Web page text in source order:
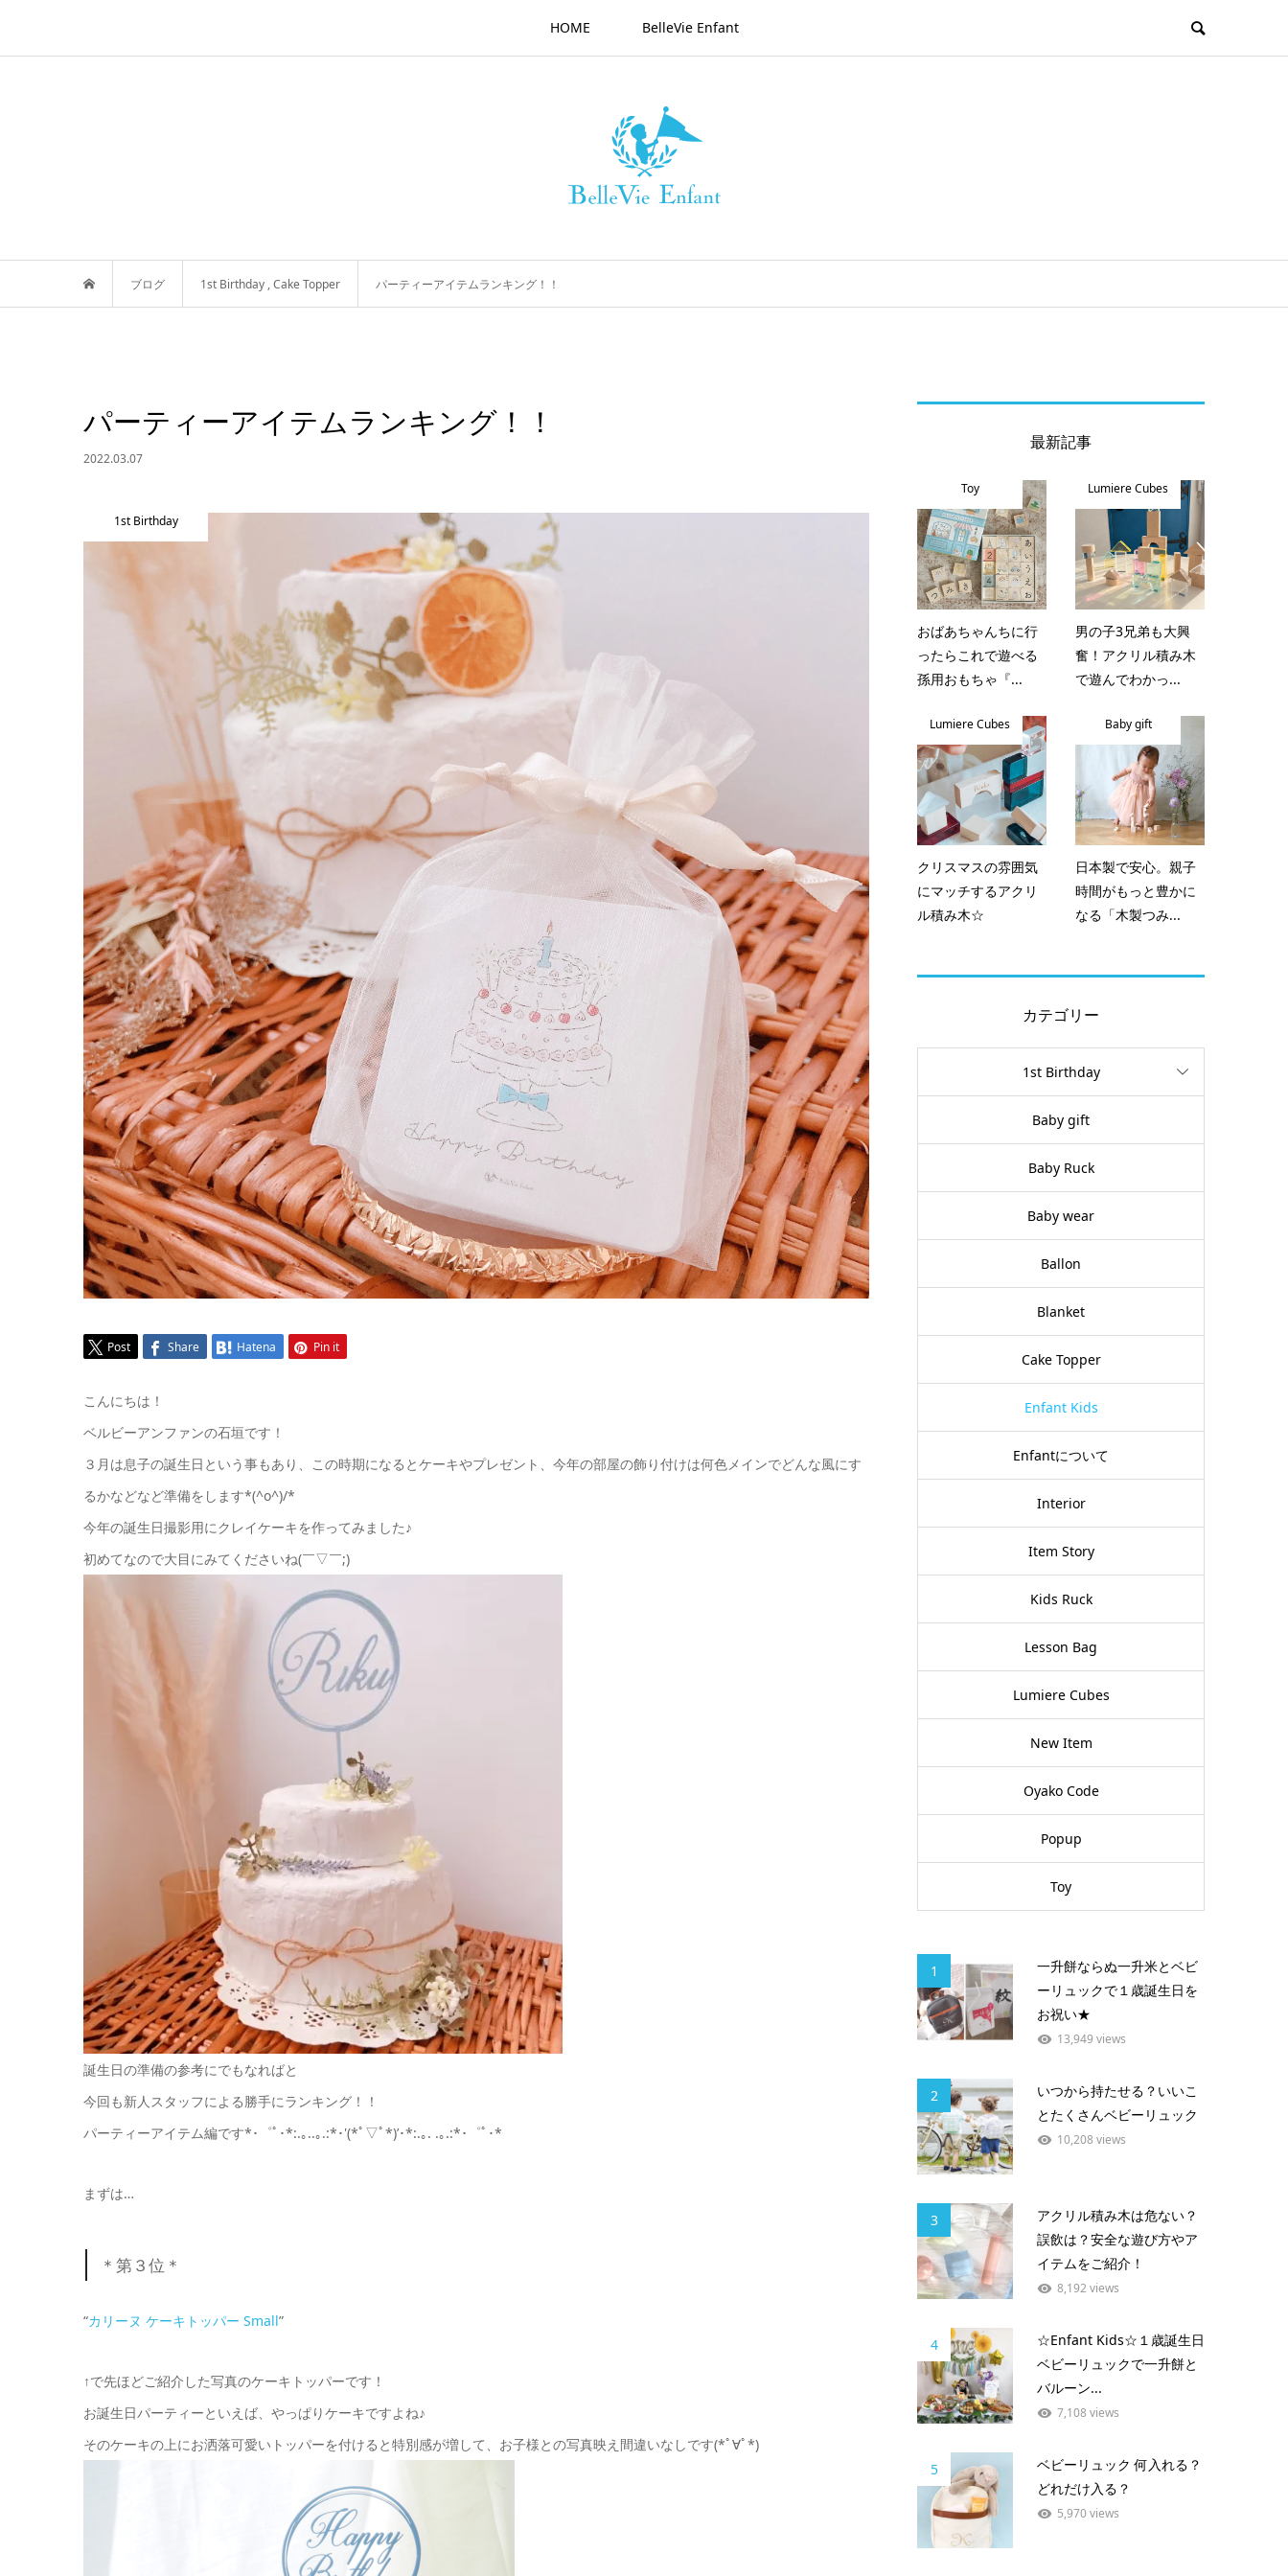
HOME BelleVie Enfant
ブログ 1st Birthday ,Cake Topper パーティーアイテムランキング！！
パーティーアイテムランキング！！
2022.03.07
1st Birthday
Post Share Hatena Pin it
こんにちは！
ベルビーアンファンの石垣です！
３月は息子の誕生日という事もあり、この時期になるとケーキやプレゼント、今年の部屋の飾り付けは何色メインでどんな風にす
るかなどなど準備をします*(^o^)/*
今年の誕生日撮影用にクレイケーキを作ってみました♪
初めてなので大目にみてくださいね(￣▽￣;)
誕生日の準備の参考にでもなればと
今回も新人スタッフによる勝手にランキング！！
パーティーアイテム編です*･゜ﾟ･*:.｡..｡.:*･'(*ﾟ▽ﾟ*)’･*:.｡. .｡.:*･゜ﾟ･*
まずは…
＊第３位＊
“カリーヌ ケーキトッパー Small”
↑で先ほどご紹介した写真のケーキトッパーです！
お誕生日パーティーといえば、やっぱりケーキですよね♪
そのケーキの上にお洒落可愛いトッパーを付けると特別感が増して、お子様との写真映え間違いなしです(*ﾟ∀ﾟ*)
最新記事
Toy
おばあちゃんちに行
ったらこれで遊べる
孫用おもちゃ『...
Lumiere Cubes
男の子3兄弟も大興
奮！アクリル積み木
で遊んでわかっ...
Lumiere Cubes
クリスマスの雰囲気
にマッチするアクリ
ル積み木☆
Baby gift
日本製で安心。親子
時間がもっと豊かに
なる「木製つみ...
カテゴリー
1st Birthday
Baby gift
Baby Ruck
Baby wear
Ballon
Blanket
Cake Topper
Enfant Kids
Enfantについて
Interior
Item Story
Kids Ruck
Lesson Bag
Lumiere Cubes
New Item
Oyako Code
Popup
Toy
1
一升餅ならぬ一升米とベビ
ーリュックで１歳誕生日を
お祝い★
13,949 views
2
いつから持たせる？いいこ
とたくさんベビーリュック
10,208 views
3
アクリル積み木は危ない？
誤飲は？安全な遊び方やア
イテムをご紹介！
8,192 views
4
☆Enfant Kids☆１歳誕生日
ベビーリュックで一升餅と
バルーン...
7,108 views
5
ベビーリュック 何入れる？
どれだけ入る？
5,970 views